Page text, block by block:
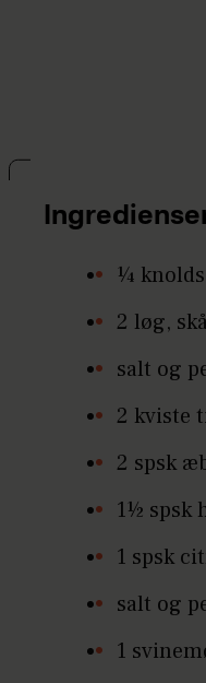
¼
2 løg,
salt og
2 kviste
2 spsk
1½ spsk
1 spsk
salt og
1